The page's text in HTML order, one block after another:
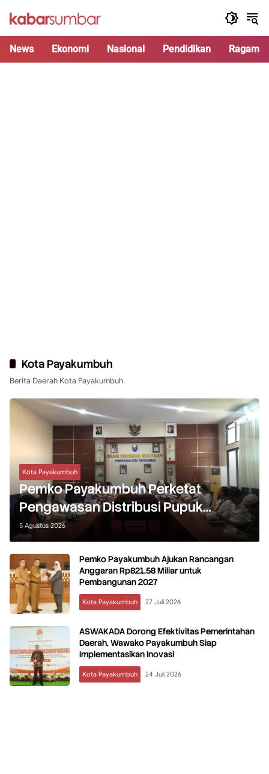
News Ekonomi Nasional Pendidikan Ragam
Kota Payakumbuh
Berita Daerah Kota Payakumbuh.
Kota Payakumbuh
Pemko Payakumbuh Perketat
Pengawasan Distribusi Pupuk
Bersubsidi bagi Petani Lokal
5 Agustus 2026
Pemko Payakumbuh Ajukan Rancangan
Anggaran Rp821,58 Miliar untuk
Pembangunan 2027
Kota Payakumbuh 27 Juli 2026
ASWAKADA Dorong Efektivitas Pemerintahan
Daerah, Wawako Payakumbuh Siap
Implementasikan Inovasi
Kota Payakumbuh 24 Juli 2026